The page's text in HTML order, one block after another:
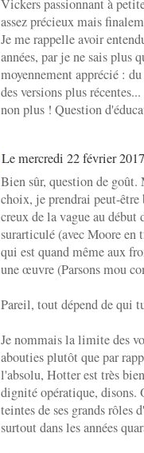
Vickers passionnant à
assez précieux mais
Je me rappelle avoir
années, par je ne sais plus
moyennement apprécié :
des versions plus
non plus ! Question
Le mercredi 22 février
Bien sûr, question de goût.
choix, je prendrai peut-
creux de la vague au début
surarticulé (avec Moore
qui est quand même aux
une œuvre (Parsons mou
Pareil, tout dépend de qui
Je nommais la limite des
abouties plutôt que par
l'absolu, Hotter est très
dignité opératique, disons.
teintes de ses grands rôles
surtout dans les années